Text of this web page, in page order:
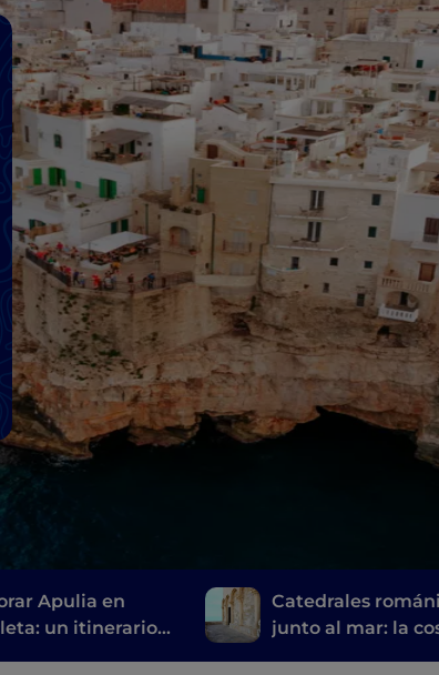
gusta
Apulia en
un itinerario
Catedrales
junto al mar: la